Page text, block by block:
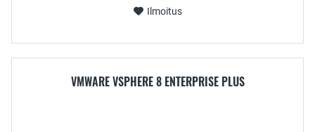
Ilmoitus
VMWARE VSPHERE 8 ENTERPRISE PLUS